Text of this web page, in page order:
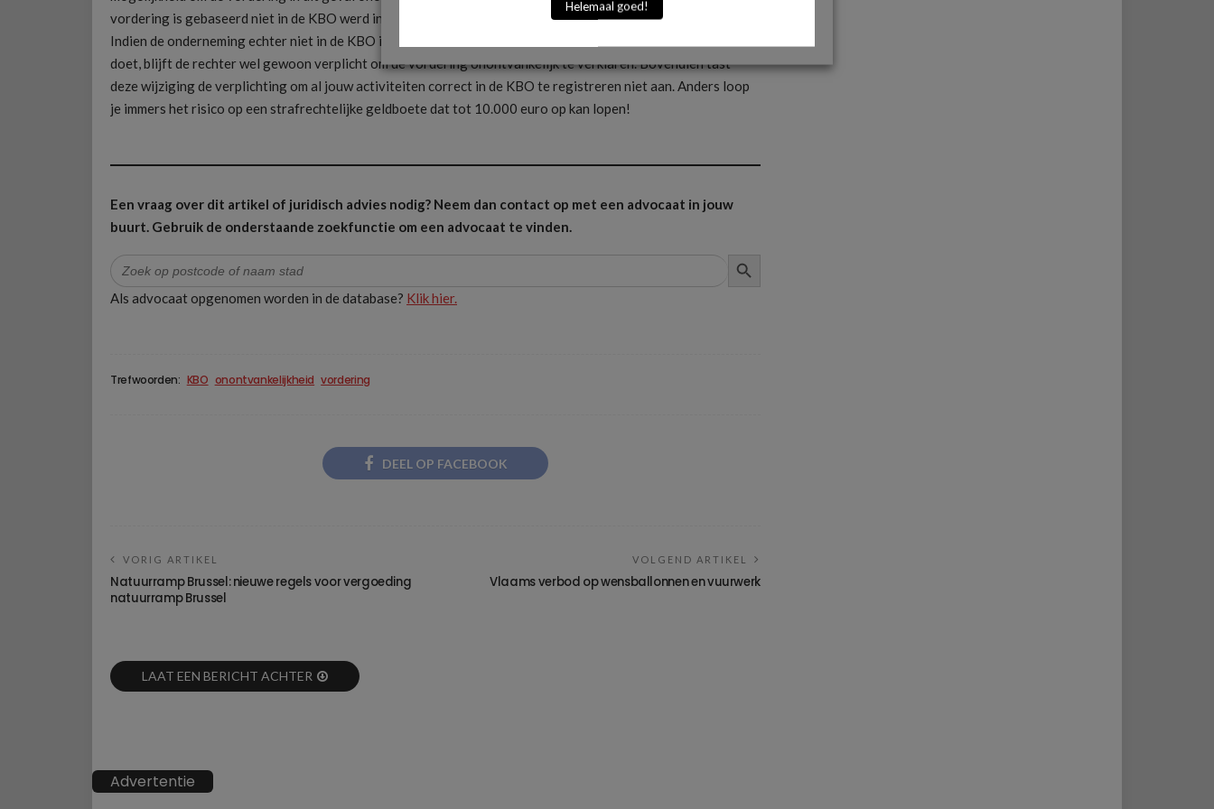
vordering is gebaseerd niet in de KBO werd ingeschreven, moet de rechter de zaak dus gewoon behandelen.
Indien de onderneming echter niet in de KBO is ingeschreven en dit ook niet binnen de opgelegde termijn
doet, blijft de rechter wel gewoon verplicht om de vordering onontvankelijk te verklaren. Bovendien tast
deze wijziging de verplichting om al jouw activiteiten correct in de KBO te registreren niet aan. Anders loop
je immers het risico op een strafrechtelijke geldboete dat tot 10.000 euro op kan lopen!
Een vraag over dit artikel of juridisch advies nodig? Neem dan contact op met een advocaat in jouw
buurt. Gebruik de onderstaande zoekfunctie om een advocaat te vinden.
Zoek
naar:
ZOEKKNOP
Als advocaat opgenomen worden in de database? Klik hier.
Trefwoorden: KBO onontvankelijkheid vordering
DEEL OP FACEBOOK
VORIG ARTIKEL
Natuurramp Brussel: nieuwe regels voor vergoeding
natuurramp Brussel
VOLGEND ARTIKEL
Vlaams verbod op wensballonnen en vuurwerk
LAAT EEN BERICHT ACHTER
Advertentie
Helemaal goed!